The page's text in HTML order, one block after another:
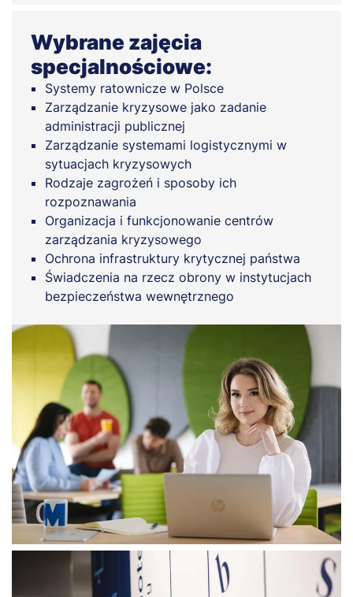
Wybrane zajęcia
specjalnościowe:
Systemy ratownicze w Polsce
Zarządzanie kryzysowe jako zadanie
administracji publicznej
Zarządzanie systemami logistycznymi w
sytuacjach kryzysowych
Rodzaje zagrożeń i sposoby ich
rozpoznawania
Organizacja i funkcjonowanie centrów
zarządzania kryzysowego
Ochrona infrastruktury krytycznej państwa
Świadczenia na rzecz obrony w instytucjach
bezpieczeństwa wewnętrznego